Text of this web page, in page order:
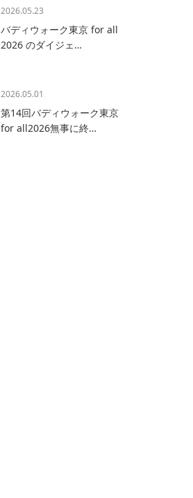
2026.05.23
バディウォーク東京 for all
2026 のダイジェ…
2026.05.01
第14回バディウォーク東京
for all2026無事に終…